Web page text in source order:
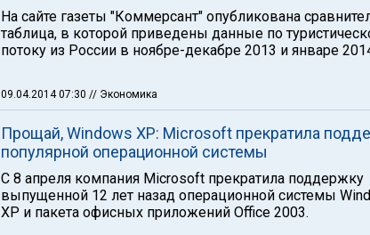
На сайте газеты "Коммерсант" опубликована
таблица, в которой приведены данные по
потоку из России в ноябре-декабре 2013 и январе
09.04.2014 07:30 // Экономика
Прощай, Windows XP: Microsoft прекратила
популярной операционной системы
С 8 апреля компания Microsoft прекратила поддержку
выпущенной 12 лет назад операционной системы
XP и пакета офисных приложений Office 2003.